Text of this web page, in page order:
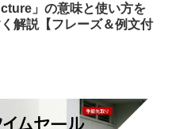
」の意味と使い方を
解説【フレーズ＆例文付